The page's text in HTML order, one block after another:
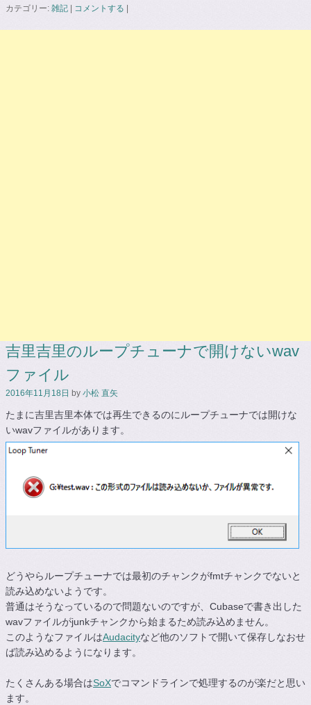
カテゴリー: 雑記 コメントする
吉里吉里のループチューナで開けないwav
ファイル
2016年11月18日 by 小松 直矢
たまに吉里吉里本体では再生できるのにループチューナでは開けな
いwavファイルがあります。
どうやらループチューナでは最初のチャンクがfmtチャンクでないと
読み込めないようです。
普通はそうなっているので問題ないのですが、Cubaseで書き出した
wavファイルがjunkチャンクから始まるため読み込めません。
このようなファイルはAudacityなど他のソフトで開いて保存しなおせ
ば読み込めるようになります。
たくさんある場合はSoXでコマンドラインで処理するのが楽だと思い
ます。